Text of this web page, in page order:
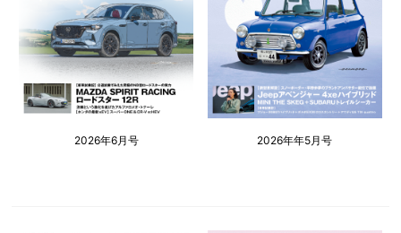
2026年6月号 2026年年5月号